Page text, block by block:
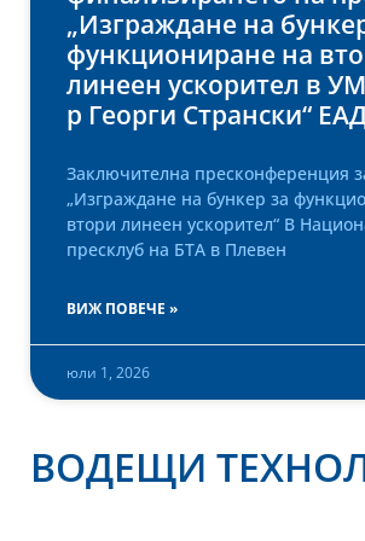
„Изграждане на
функциониране на
линеен ускорител в
р Георги Странски“
Заключителна пресконференция
„Изграждане на бункер за
втори линеен ускорител“ В
пресклуб на БТА в Плевен
ВИЖ ПОВЕЧЕ »
юли 1, 2026
ВОДЕЩИ